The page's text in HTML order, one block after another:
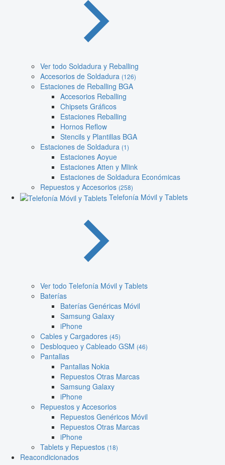
Ver todo Soldadura y Reballing
Accesorios de Soldadura (126)
Estaciones de Reballing BGA
Accesorios Reballing
Chipsets Gráficos
Estaciones Reballing
Hornos Reflow
Stencils y Plantillas BGA
Estaciones de Soldadura (1)
Estaciones Aoyue
Estaciones Atten y Mlink
Estaciones de Soldadura Económicas
Repuestos y Accesorios (258)
Telefonía Móvil y Tablets
Ver todo Telefonía Móvil y Tablets
Baterías
Baterías Genéricas Móvil
Samsung Galaxy
iPhone
Cables y Cargadores (45)
Desbloqueo y Cableado GSM (46)
Pantallas
Pantallas Nokia
Repuestos Otras Marcas
Samsung Galaxy
iPhone
Repuestos y Accesorios
Repuestos Genéricos Móvil
Repuestos Otras Marcas
iPhone
Tablets y Repuestos (18)
Reacondicionados